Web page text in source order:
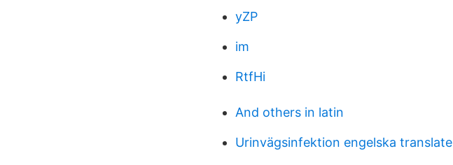
yZP
im
RtfHi
And others in latin
Urinvägsinfektion engelska translate